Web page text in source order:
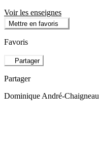
Voir les enseignes
Mettre en favoris
Favoris
Partager
Partager
Dominique André-Chaigneau